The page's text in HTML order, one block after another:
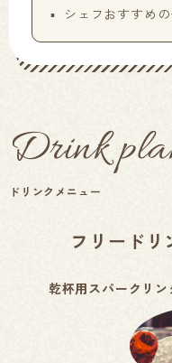
シェフおすすめ
Drink
ドリンクメニュー
フリードリ
乾杯用スパークリ